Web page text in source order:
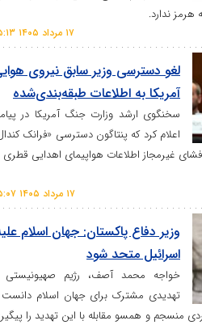
وزیر سابق نیروی هوایی
اطلاعات طبقه‌بندی‌شده
وزارت جنگ آمریکا در پیامی
پنتاگون دسترسی «فرانک کندال»
هواپیمای اهدایی قطری به
پاکستان: جهان اسلام علیه
شود
آصف، رژیم صهیونیستی را
برای جهان اسلام دانست و
با این تهدید را پیگیری